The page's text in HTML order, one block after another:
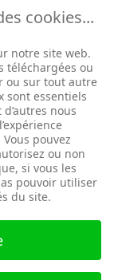
cookies...
notre site web.
téléchargées ou
ou sur tout autre
sont essentiels
nous
pouvez
ou non
si vous les
pouvoir utiliser
du site.